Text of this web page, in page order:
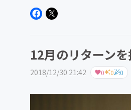
12月のリターン
2018/12/30 21:42 0 0 0